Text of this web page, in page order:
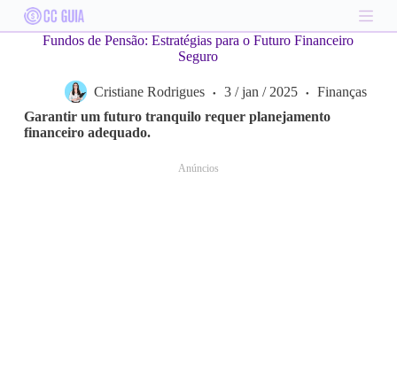
S
k
o
Fundos de Pensão: Estratégias para o Futuro Financeiro
Seguro
Cristiane Rodrigues 3 / jan / 2025
Finanças
Garantir um futuro tranquilo requer planejamento
financeiro adequado.
Anúncios